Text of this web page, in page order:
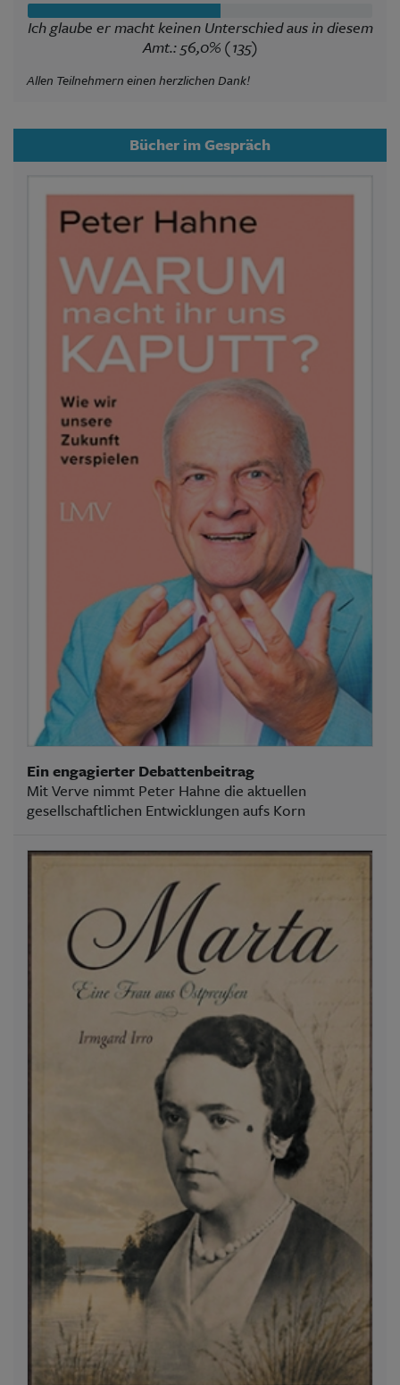
Ich glaube er macht keinen Unterschied aus in diesem
Amt.: 56,0% (135)
Allen Teilnehmern einen herzlichen Dank!
Bücher im Gespräch
Ein engagierter Debattenbeitrag
Mit Verve nimmt Peter Hahne die aktuellen
gesellschaftlichen Entwicklungen aufs Korn